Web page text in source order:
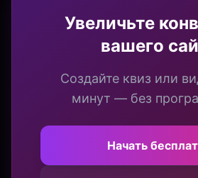
Увеличьте
вашего
Создайте квиз или
минут — без
Начать